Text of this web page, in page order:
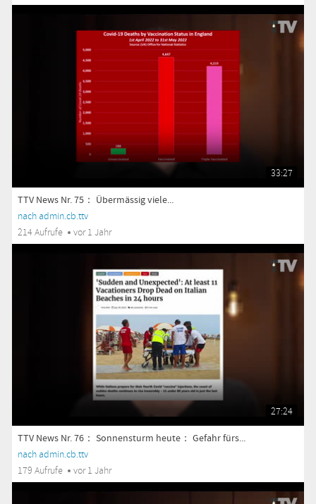
33:27
TTV News Nr. 75： Übermässig viele...
nach admin.cb.ttv
214 Aufrufe
vor 1 Jahr
27:24
TTV News Nr. 76： Sonnensturm heute： Gefahr fürs...
nach admin.cb.ttv
179 Aufrufe
vor 1 Jahr